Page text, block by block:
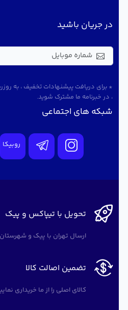
در جریان باشید
* برای دریافت پیشنهادات تخفیف ، به
، در خبرنامه ما مشترک شوید.
شبکه های اجتماعی
روبیکا
تحویل با تیپاکس و پیک
ارسال تهران با پیک و
تضمین اصالت کالا
کالای اصلی را از ما خریداری